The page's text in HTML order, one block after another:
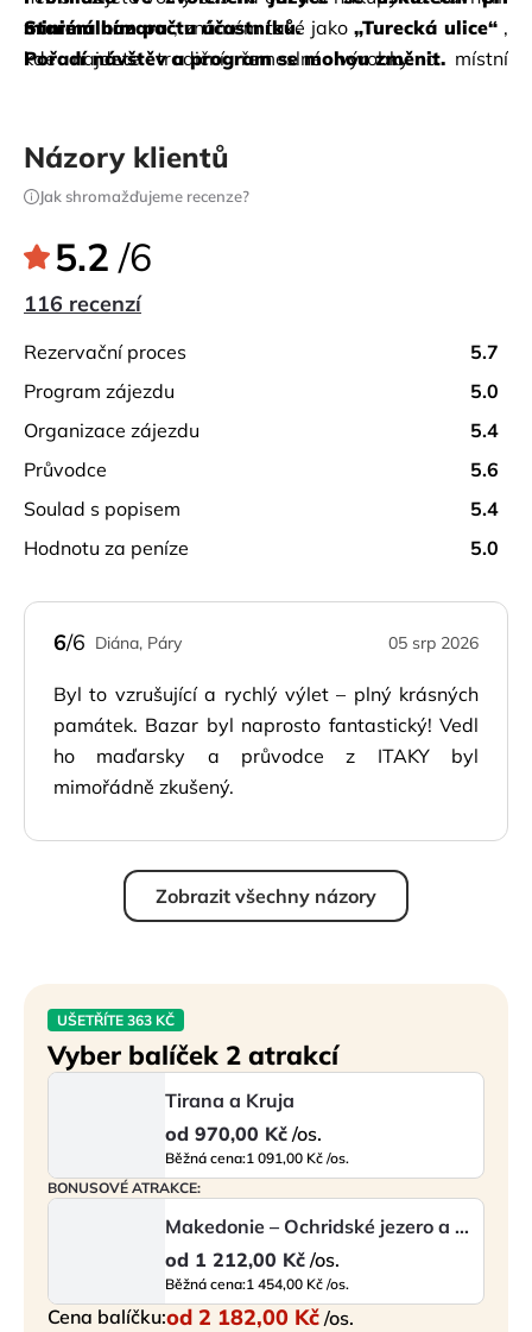
Starém bazaru , známém také jako „Turecká ulice“ ,
kde najdete tradiční řemeslné výrobky a místní
minimálním počtu účastníků.
Pořadí návštěv a program se mohou změnit.
Názory klientů
Jak shromažďujeme recenze?
5.2 /6
116 recenzí
rezervační proces
5.7
program zájezdu
5.0
organizace zájezdu
5.4
průvodce
5.6
soulad s popisem
5.4
hodnotu za peníze
5.0
6/6 Diána, Páry 05 srp 2026
Byl to vzrušující a rychlý výlet – plný krásných
památek. Bazar byl naprosto fantastický! Vedl
ho maďarsky a průvodce z ITAKY byl
mimořádně zkušený.
Zobrazit všechny názory
UŠETŘÍTE 363 KČ
Vyber balíček 2 atrakcí
Tirana a Kruja
od 970,00 Kč /os.
Běžná cena:1 091,00 Kč /os.
BONUSOVÉ ATRAKCE:
Makedonie – Ochridské jezero a město Ochrid
od 1 212,00 Kč /os.
Běžná cena:1 454,00 Kč /os.
Cena balíčku:od 2 182,00 Kč /os.